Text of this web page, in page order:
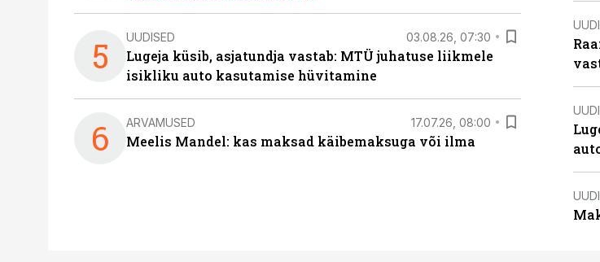
5 UUDISED 03.08.26, 07:30
Lugeja küsib, asjatundja vastab: MTÜ juhatuse liikmele
isikliku auto kasutamise hüvitamine
6 ARVAMUSED 17.07.26, 08:00
Meelis Mandel: kas maksad käibemaksuga või ilma